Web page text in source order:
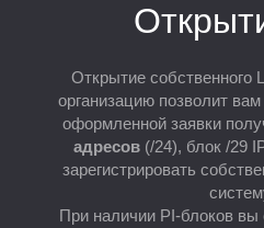
Открытие собственного
организацию позволит
оформленной заявки
адресов(/24), блок /29
зарегистрировать
При наличии PI-блоков вы